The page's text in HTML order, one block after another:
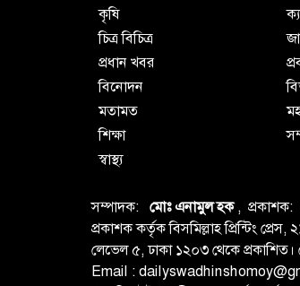
কৃষি
চিত্র বিচিত্র
প্রধান খবর
বিনোদন
মতামত
শিক্ষা
স্বাস্থ্য
সম্পাদক: মোঃ এনামুল হক, প্রকাশক:
প্রকাশক কর্তৃক বিসমিল্লাহ প্রিন্টিং
লেভেল ৫, ঢাকা ১২০৩ থেকে
Email :